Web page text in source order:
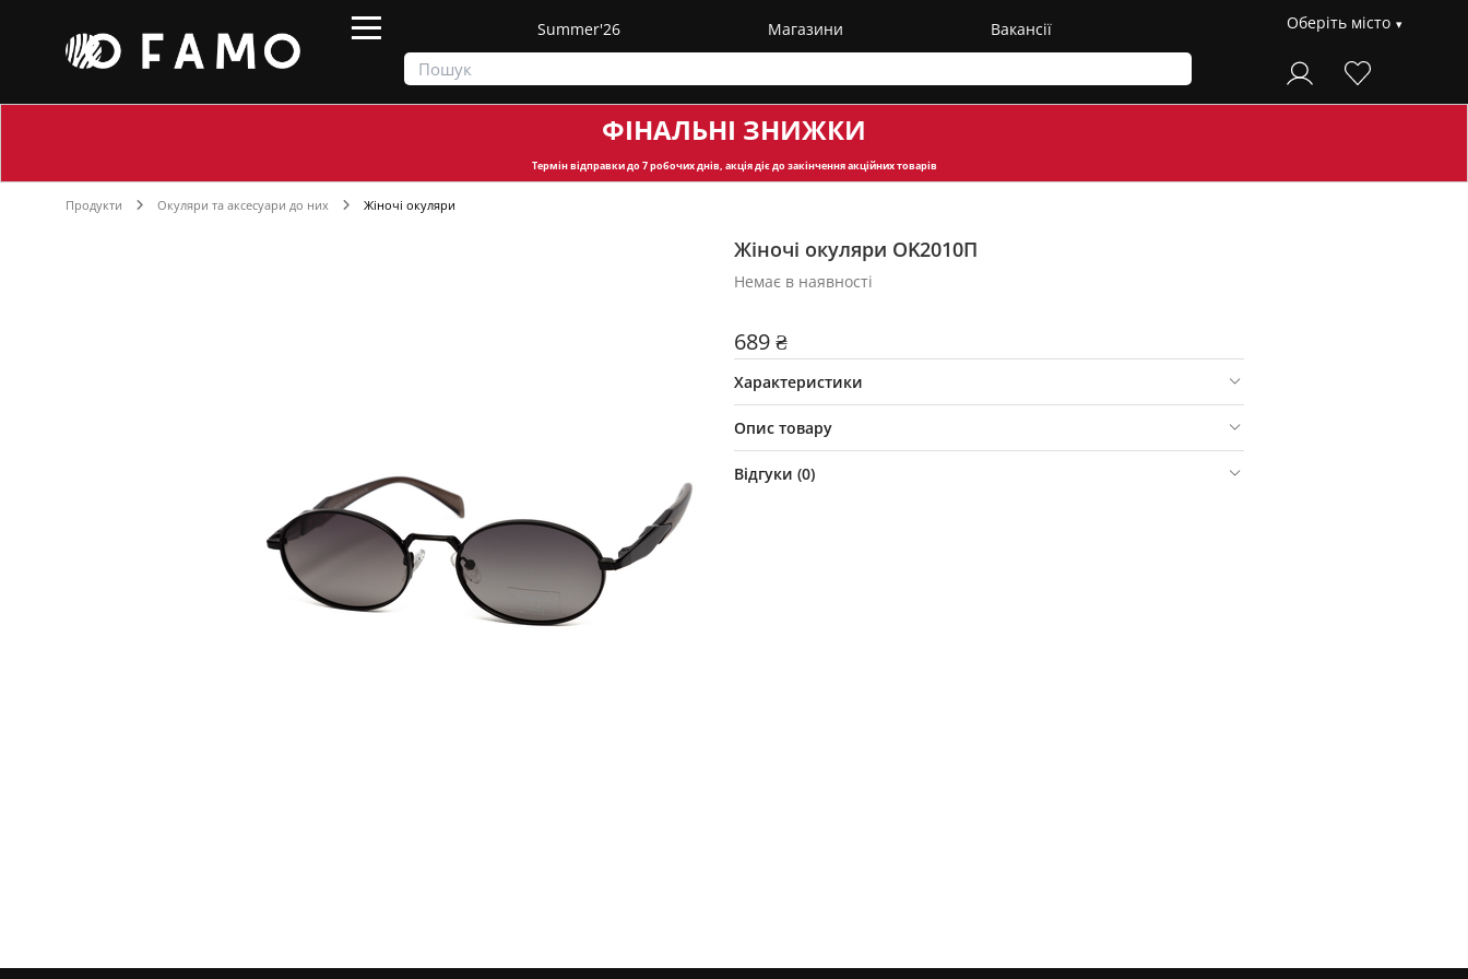
Summer'26 Магазини Вакансії Оберіть місто
ФІНАЛЬНІ ЗНИЖКИ
Термін відправкидо 7 робочих днів, акція діє до закінчення акційних товарів
Продукти Окуляри та аксесуари до них Жіночі окуляри
Жіночі окуляри OK2010П
Немає в наявності
689 ₴
Характеристики
Опис товару
Відгуки (0)